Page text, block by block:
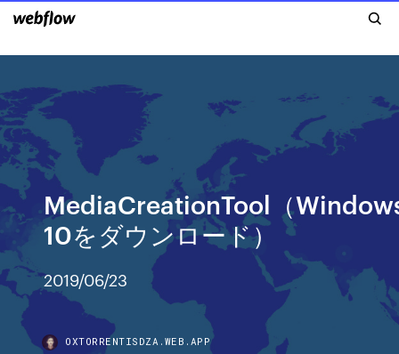
MediaCreationTool（
10をダウンロード）
2019/06/23
OXTORRENTISDZA.WEB.APP